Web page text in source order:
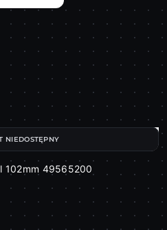
102mm 49565200
NIEDOSTĘPNY